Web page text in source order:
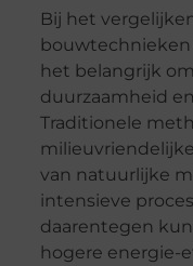
Bij het
het belangrijk
duurzaamheid
Traditionele
van natuurlijke
intensieve
daarentegen
hogere energie-